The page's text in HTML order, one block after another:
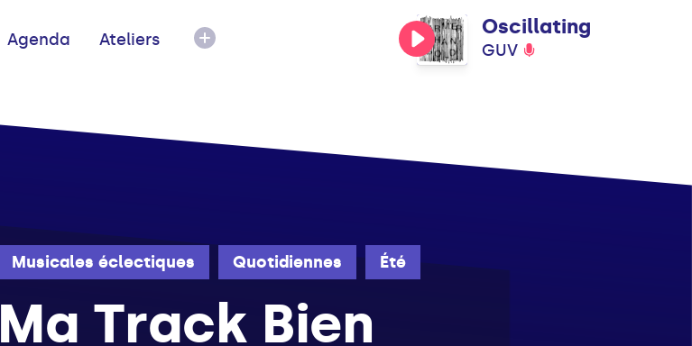
Agenda Ateliers
Oscillating
GUV
Musicales éclectiques Quotidiennes Été
Ma Track Bien